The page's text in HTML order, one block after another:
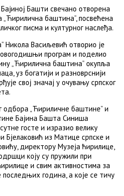
Бајиној Башти свечано отворена
баштина”, посвећена
писма и културног наслеђа.
Никола Васиљевић отворио је
програм и поделио
„Ћирилична баштина” окупља
уз богатији и разноврснији
свој значај у очувању српског
„Ћириличне баштине” и
Бајина Башта Синиша
госте и изразио велику
Бјелаковић из Матице српске и
директору Музеја ћирилице,
коју су пружили при
и свим активностима за
година, а које се тичу